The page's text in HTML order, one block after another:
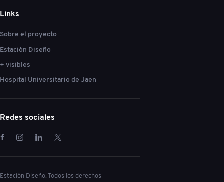
Links
Sobre el proyecto
Estación Diseño
+ visibles
Hospital Universitario de Jaen
Redes sociales
Estación Diseño. Todos los derechos